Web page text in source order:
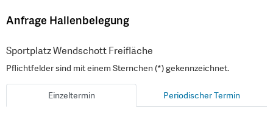
Anfrage Hallenbelegung
Sportplatz Wendschott Freifläche
Pflichtfelder sind mit einem Sternchen (*) gekennzeichnet.
Einzeltermin Periodischer Termin